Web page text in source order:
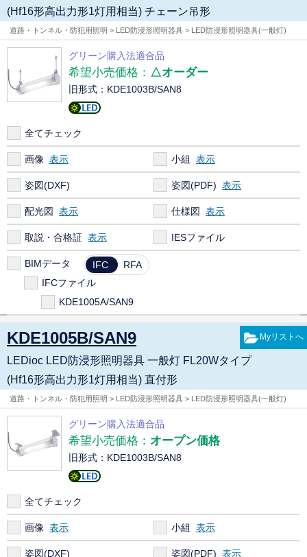
(Hf16形高出力形1灯用相当) チェーン吊形
道路・トンネル・防犯用照明 > LED防浸形照明器具 > LED防浸形照明器具(一般灯)
グリーン購入法適合品
希望小売価格： △オーダー
旧形式：KDE1003B/SAN8
全てチェック
画像 小組
姿図(DXF) 姿図(PDF)
配光図 仕様図
取説・合格証 IESファイル
BIMデータ IFC
RFA
IFCファイル
KDE1005A/SAN9
KDE1005B/SAN9
LEDioc LED防浸形照明器具 一般灯 FL20Wタイプ
(Hf16形高出力形1灯用相当) 直付形
道路・トンネル・防犯用照明 > LED防浸形照明器具 > LED防浸形照明器具(一般灯)
グリーン購入法適合品
希望小売価格： オープン価格
旧形式：KDE1003B/SAN8
全てチェック
画像 小組
姿図(DXF) 姿図(PDF)